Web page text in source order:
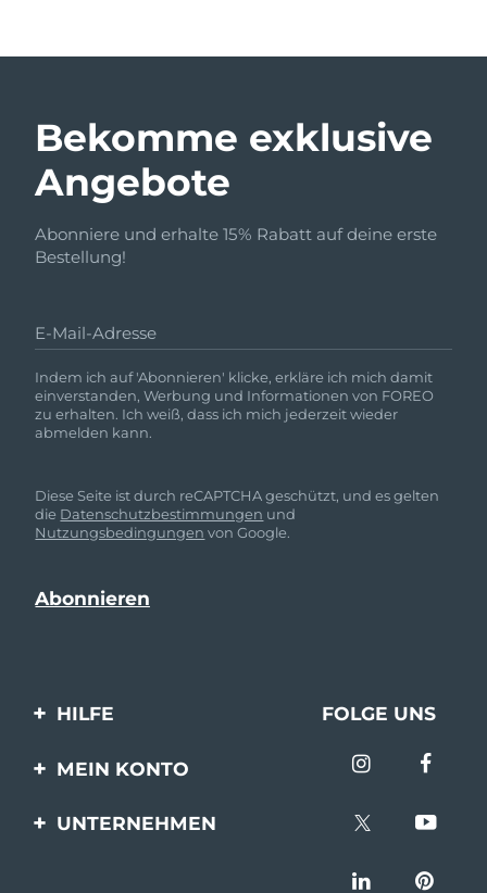
Bekomme exklusive
Angebote
Abonniere und erhalte 15% Rabatt auf deine erste
Bestellung!
E-Mail-Adresse
Indem ich auf 'Abonnieren' klicke, erkläre ich mich damit
einverstanden, Werbung und Informationen von FOREO
zu erhalten. Ich weiß, dass ich mich jederzeit wieder
abmelden kann.
Diese Seite ist durch reCAPTCHA geschützt, und es gelten
die Datenschutzbestimmungen und
Nutzungsbedingungen von Google.
HILFE
Kontaktiere uns
FOLGE UNS
MEIN KONTO
Produkt registrieren
UNTERNEHMEN